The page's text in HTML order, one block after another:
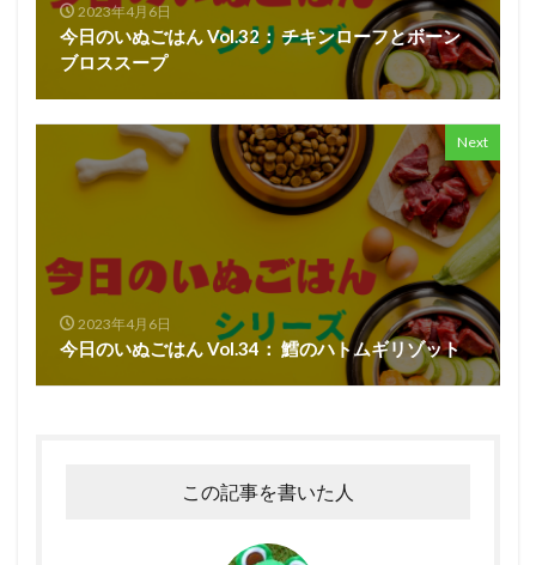
2023年4月6日
今日のいぬごはん Vol.32： チキンローフとボーン
ブロススープ
Next
2023年4月6日
今日のいぬごはん Vol.34： 鱈のハトムギリゾット
この記事を書いた人